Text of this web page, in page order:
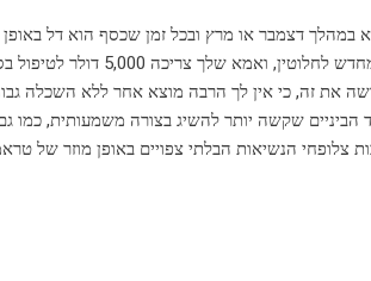
במהלך דצמבר או מרץ ובכל זמן שכסף הוא דל
להצטמצם, הכספים שלך מתדלדלים,
את זה, כי אין לך הרבה מוצא אחר ללא השכלה
הביניים שקשה יותר להשיג בצורה משמעותית, כמו
צלופחי הנשיאות הבלתי צפויים באופן מוזר של